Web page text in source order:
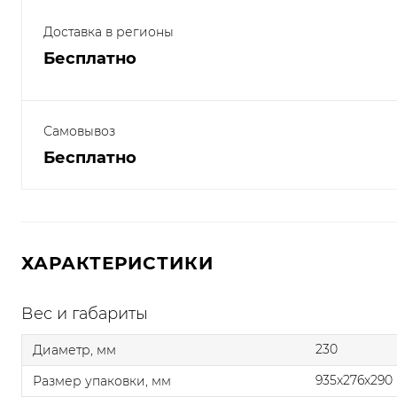
Доставка в регионы
Бесплатно
Самовывоз
Бесплатно
ХАРАКТЕРИСТИКИ
Вес и габариты
Диаметр, мм
230
Размер упаковки, мм
935x276x290